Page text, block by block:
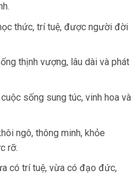
thức, trí tuệ, được người đời
thịnh vượng, lâu dài và phát
sống sung túc, vinh hoa và
ngô, thông minh, khỏe
rỡ.
có trí tuệ, vừa có đạo đức,